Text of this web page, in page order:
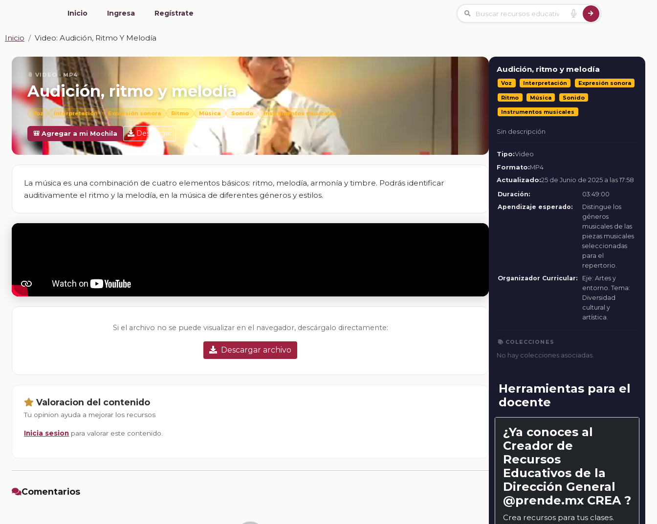
Inicio Ingresa Regístrate
Inicio Video: Audición, Ritmo Y Melodía
📎 VIDEO · MP4
Audición, ritmo y melodía
Voz Interpretación Expresión sonora Ritmo Música Sonido Instrumentos musicales
🎒 Agregar a mi Mochila Descargar
La música es una combinación de cuatro elementos básicos: ritmo, melodía, armonía y timbre. Podrás identificar
auditivamente el ritmo y la melodía, en la música de diferentes géneros y estilos.
Si el archivo no se puede visualizar en el navegador, descárgalo directamente:
Descargar archivo
Valoracion del contenido
Tu opinion ayuda a mejorar los recursos
Inicia sesion para valorar este contenido.
Comentarios
Audición, ritmo y melodía
Voz Interpretación Expresión sonora
Ritmo Música Sonido
Instrumentos musicales
Sin descripción
Tipo:Video
Formato:MP4
Actualizado:25 de Junio de 2025 a las 17:58
Duración:
03:49:00
Apendizaje esperado:
Distingue los
géneros
musicales de las
piezas musicales
seleccionadas
para el
repertorio.
Organizador Curricular:
Eje: Artes y
entorno. Tema:
Diversidad
cultural y
artística.
📚 COLECCIONES
No hay colecciones asociadas.
Herramientas para el
docente
¿Ya conoces al
Creador de
Recursos
Educativos de la
Dirección General
@prende.mx CREA ?
Crea recursos para tus clases.